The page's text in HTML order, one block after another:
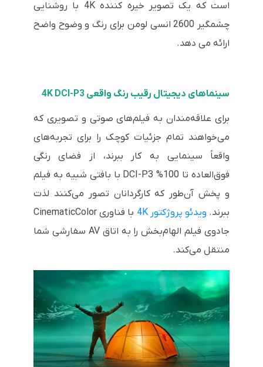
است که یک تصویر خیره کننده 4K با روشنایی
چشمگیر 2600 انسی لومن برای رنگ و وضوح واضح
ارائه می دهد.
سینماهای دیجیتال رقیب رنگ واقعی 4K DCI-P3
برای علاقه‌مندان به فیلم‌های صوتی و تصویری که
می‌خواهند تمام جزئیات کوچک را برای تجربه‌های
واقعاً سینمایی به کار ببرند، از فضای رنگی
فوق‌العاده تا 100% DCI-P3 با بافتی شبیه به فیلم
و پخش آن‌طور که کارگردانان تصور می‌کنند لذت
ببرند. ویدئو پروژکتور 4K
با فناوری CinematicColor
جادوی فیلم الهام‌بخش را به اتاق AV سفارشی شما
منتقل می‌کند.